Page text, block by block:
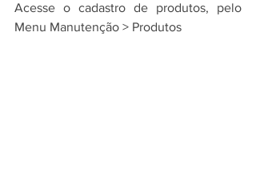
Acesse o cadastro de produtos, pelo
Menu Manutenção > Produtos